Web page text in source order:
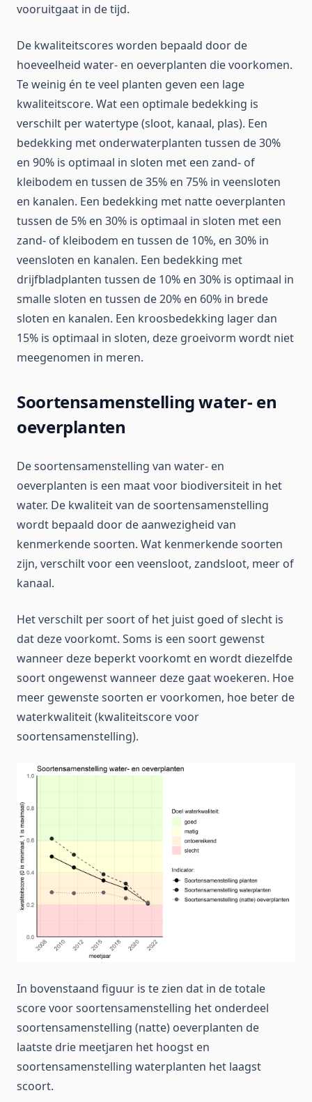
vooruitgaat in de tijd.
De kwaliteitscores worden bepaald door de
hoeveelheid water- en oeverplanten die voorkomen.
Te weinig én te veel planten geven een lage
kwaliteitscore. Wat een optimale bedekking is
verschilt per watertype (sloot, kanaal, plas). Een
bedekking met onderwaterplanten tussen de 30%
en 90% is optimaal in sloten met een zand- of
kleibodem en tussen de 35% en 75% in veensloten
en kanalen. Een bedekking met natte oeverplanten
tussen de 5% en 30% is optimaal in sloten met een
zand- of kleibodem en tussen de 10%, en 30% in
veensloten en kanalen. Een bedekking met
drijfbladplanten tussen de 10% en 30% is optimaal in
smalle sloten en tussen de 20% en 60% in brede
sloten en kanalen. Een kroosbedekking lager dan
15% is optimaal in sloten, deze groeivorm wordt niet
meegenomen in meren.
Soortensamenstelling water- en
oeverplanten
De soortensamenstelling van water- en
oeverplanten is een maat voor biodiversiteit in het
water. De kwaliteit van de soortensamenstelling
wordt bepaald door de aanwezigheid van
kenmerkende soorten. Wat kenmerkende soorten
zijn, verschilt voor een veensloot, zandsloot, meer of
kanaal.
Het verschilt per soort of het juist goed of slecht is
dat deze voorkomt. Soms is een soort gewenst
wanneer deze beperkt voorkomt en wordt diezelfde
soort ongewenst wanneer deze gaat woekeren. Hoe
meer gewenste soorten er voorkomen, hoe beter de
waterkwaliteit (kwaliteitscore voor
soortensamenstelling).
In bovenstaand figuur is te zien dat in de totale
score voor soortensamenstelling het onderdeel
soortensamenstelling (natte) oeverplanten de
laatste drie meetjaren het hoogst en
soortensamenstelling waterplanten het laagst
scoort.